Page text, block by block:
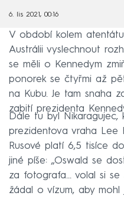
6. lis 2021, 00:16
V období kolem
Austrálii vyslechnout
se měli o Kennedym
ponorek se čtyřmi až
na Kubu. Je tam snaha
zabití prezidenta
Dále tu byl Nikaragujec,
prezidentova vraha Lee
Rusové platí 6,5 tisíce
jiné píše: „Oswald se
za fotografa… volal si se
žádal o vízum, aby